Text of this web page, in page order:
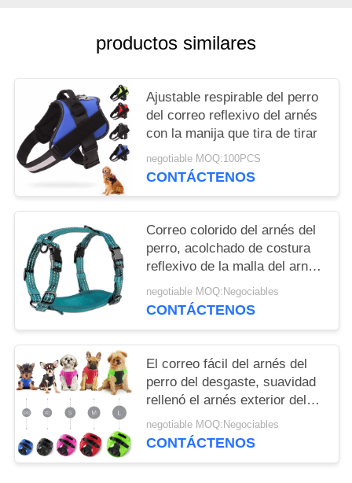
productos similares
Ajustable respirable del perro
del correo reflexivo del arnés
con la manija que tira de tirar
negotiable MOQ:100PCS
CONTÁCTENOS
Correo colorido del arnés del
perro, acolchado de costura
reflexivo de la malla del arnés
cómodo del perro
negotiable MOQ:Negociables
CONTÁCTENOS
El correo fácil del arnés del
perro del desgaste, suavidad
rellenó el arnés exterior del
perro de perrito del interior
negotiable MOQ:Negociables
CONTÁCTENOS